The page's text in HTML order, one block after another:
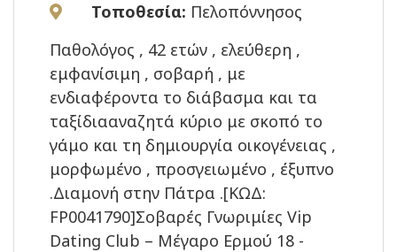
Τοποθεσία: Πελοπόννησος
Παθολόγος , 42 ετών , ελεύθερη ,
εμφανίσιμη , σοβαρή , με
ενδιαφέροντα το διάβασμα και τα
ταξίδιααναζητά κύριο με σκοπό το
γάμο και τη δημιουργία οικογένειας ,
μορφωμένο , προσγειωμένο , έξυπνο
.Διαμονή στην Πάτρα .[ΚΩΔ:
FP0041790]Σοβαρές Γνωριμίες Vip
Dating Club – Μέγαρο Ερμού 18 -